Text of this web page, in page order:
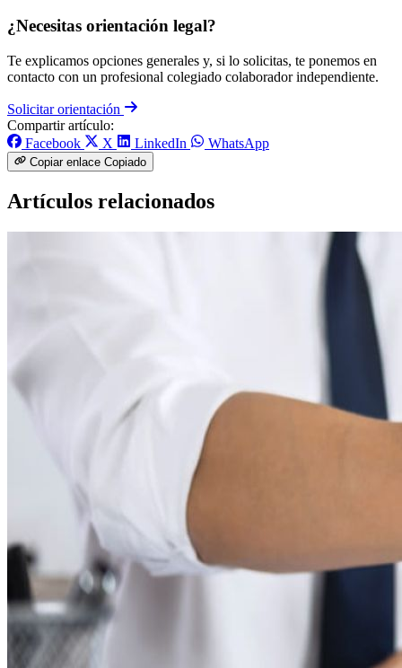
¿Necesitas orientación legal?
Te explicamos opciones generales y, si lo solicitas, te ponemos en
contacto con un profesional colegiado colaborador independiente.
Solicitar orientación
Compartir artículo:
Facebook
X LinkedIn WhatsApp
Copiar enlace Copiado
Artículos relacionados